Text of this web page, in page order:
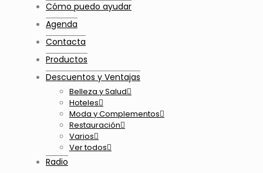
Cómo puedo ayudar
Agenda
Contacta
Productos
Descuentos y Ventajas
Belleza y Salud
Hoteles
Moda y Complementos
Restauración
Varios
Ver todos
Radio